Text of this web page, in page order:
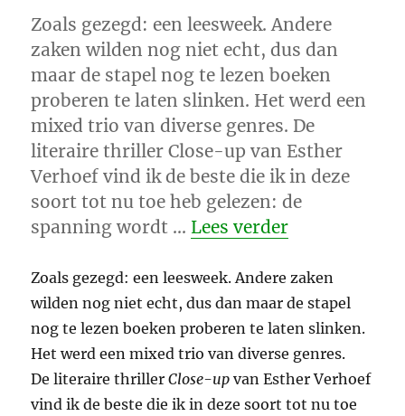
Zoals gezegd: een leesweek. Andere
zaken wilden nog niet echt, dus dan
maar de stapel nog te lezen boeken
proberen te laten slinken. Het werd een
mixed trio van diverse genres. De
literaire thriller Close-up van Esther
Verhoef vind ik de beste die ik in deze
soort tot nu toe heb gelezen: de
spanning wordt … Lees verder“Esther
Zoals gezegd: een leesweek. Andere zaken
wilden nog niet echt, dus dan maar de stapel
nog te lezen boeken proberen te laten slinken.
Het werd een mixed trio van diverse genres.
De literaire thrillerClose-up van Esther Verhoef
vind ik de beste die ik in deze soort tot nu toe